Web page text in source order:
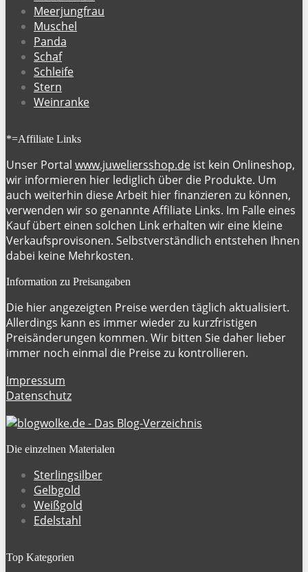
Meerjungfrau
Muschel
Panda
Schaf
Schleife
Stern
Weinranke
*=Affiliate Links
Unser Portal www.juweliersshop.de ist kein Onlineshop,
wir informieren hier lediglich über die Produkte. Um
auch weiterhin diese Arbeit hier finanzieren zu können,
verwenden wir so genannte Affiliate Links. Im Falle eines
Kauf übert einen solchen Link erhalten wir eine kleine
Verkaufsprovisonen. Selbstverständlich entstehen Ihnen
dabei keine Mehrkosten.
Information zu Preisangaben
Die hier angezeigten Preise werden täglich aktualisiert.
Allerdings kann es immer wieder zu kurzfristigen
Preisänderungen kommen. Wir bitten Sie daher lieber
immer noch einmal die Preise zu kontrollieren.
Impressum
Datenschutz
Die einzelnen Materialen
Sterlingsilber
Gelbgold
Weißgold
Edelstahl
Top Kategorien